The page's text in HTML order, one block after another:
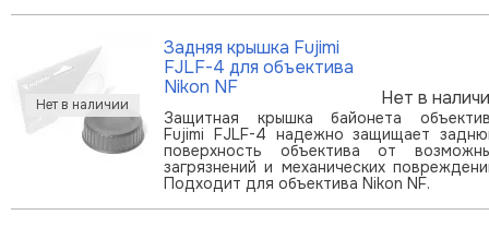
Нет в
Задняя крышка Fujimi
FJLF-4 для объектива
Nikon NF
Защитная крышка байонета
Fujimi FJLF-4 надежно защищает
поверхность объектива от
загрязнений и механических
Подходит для объектива Nikon NF.